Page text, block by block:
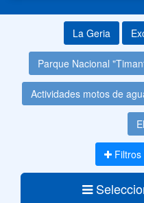
La Geria
Parque Nacional
Actividades motos de
Filtros